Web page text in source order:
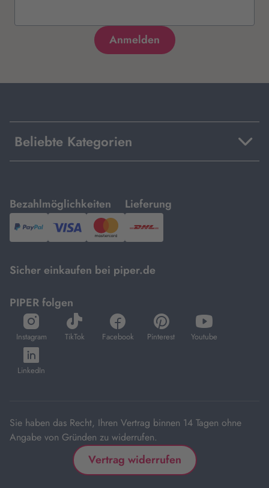
Beliebte Kategorien
Bezahlmöglichkeiten
mit
PayPal,Visa
und
Lieferung
mit
DHL.
Sicher einkaufen bei piper.de
PIPER folgen
Instagram
öffnet
in
neuem
Tab
TikTok
öffnet
in
Facebook
öffnet
in
Pinterest
öffnet
in
Youtube
öffnet
in
LinkedIn
öffnet
in
Sie haben das Recht, Ihren Vertrag binnen 14 Tagen ohne
Angabe von Gründen zu widerrufen.
Vertrag widerrufen